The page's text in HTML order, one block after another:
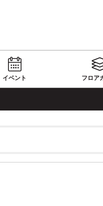
イベント フロア